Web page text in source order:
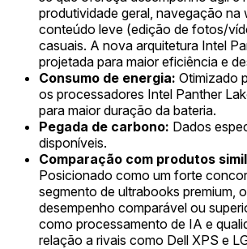
produtividade geral, navegação na
conteúdo leve (edição de fotos/
casuais. A nova arquitetura Intel
projetada para maior eficiência e
Consumo de energia: Otimizado
os processadores Intel Panther
para maior duração da bateria.
Pegada de carbono: Dados
disponíveis.
Comparação com produtos
Posicionado como um forte
segmento de ultrabooks premium,
desempenho comparável ou
como processamento de IA e
relação a rivais como Dell XPS e